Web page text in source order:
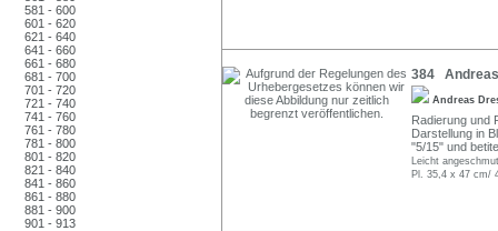
581 - 600
601 - 620
621 - 640
641 - 660
661 - 680
681 - 700
701 - 720
721 - 740
741 - 760
761 - 780
781 - 800
801 - 820
821 - 840
841 - 860
861 - 880
881 - 900
901 - 913
384
Andreas
Radierung und
Darstellung in
"5/15" und
Leicht
Pl. 35,4 x 47 cm/